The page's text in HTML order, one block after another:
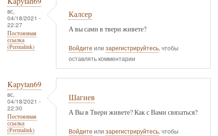
вс,
04/18/2021 -
22:27
Постоянная
ссылка
(Permalink)
Калсер
А вы сами в твери живете?
Войдите или зарегистрируйтесь, чтобы
оставлять комментарии
Kapytan69
вс,
04/18/2021 -
22:30
Постоянная
ссылка
(Permalink)
Шагиев
А Вы в Твери живете? Как с Вами связаться?
Войдите или зарегистрируйтесь, чтобы